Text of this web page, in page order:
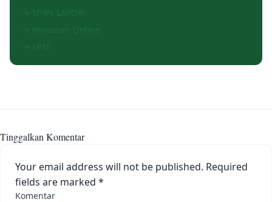
Tinggalkan Komentar
Your email address will not be published. Required
fields are marked *
Komentar